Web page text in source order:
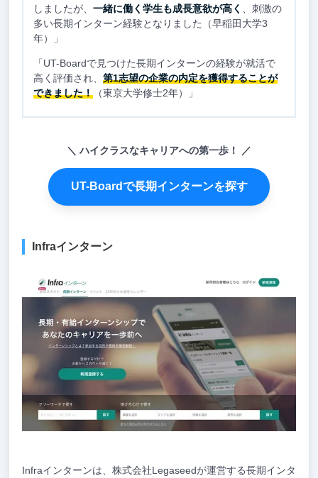
しましたが、一緒に働く学生も成長意欲が高く
、刺激の
多い長期インターン経験となりました（早稲田大学3
年）」
「UT-Boardで見つけた長期インターンの経験が就活で
高く評価され、第1志望の企業の内定を獲得することが
できました！ （東京大学修士2年）」
ハイクラスなキャリアへの第一歩！
UT-Boardで長期インターンを探す
Infraインターン
Infraインターンは、株式会社Legaseedが運営する長期インタ